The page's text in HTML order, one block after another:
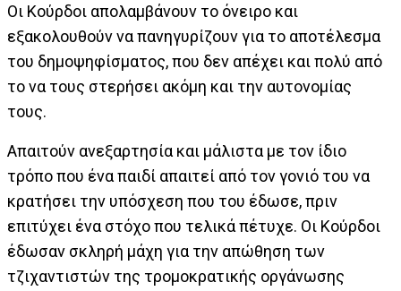
Οι Κούρδοι απολαμβάνουν το όνειρο και
εξακολουθούν να πανηγυρίζουν για το αποτέλεσμα
του δημοψηφίσματος, που δεν απέχει και πολύ από
το να τους στερήσει ακόμη και την αυτονομίας
τους.
Απαιτούν ανεξαρτησία και μάλιστα με τον ίδιο
τρόπο που ένα παιδί απαιτεί από τον γονιό του να
κρατήσει την υπόσχεση που του έδωσε, πριν
επιτύχει ένα στόχο που τελικά πέτυχε. Οι Κούρδοι
έδωσαν σκληρή μάχη για την απώθηση των
τζιχαντιστών της τρομοκρατικής οργάνωσης